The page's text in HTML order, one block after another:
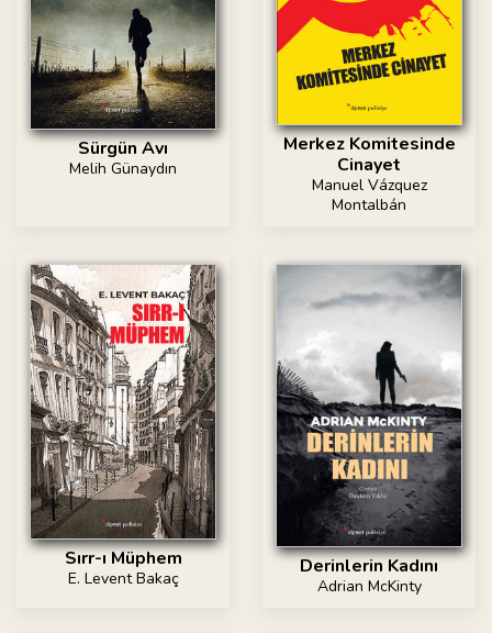
Sürgün Avı
Melih Günaydın
Merkez Komitesinde
Cinayet
Manuel Vázquez
Montalbán
Sırr-ı Müphem
E. Levent Bakaç
Derinlerin Kadını
Adrian McKinty